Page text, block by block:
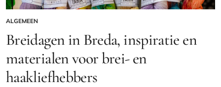
GEPLAATST
IN
ALGEMEEN
Breidagen in Breda, inspiratie en
materialen voor brei- en
haakliefhebbers